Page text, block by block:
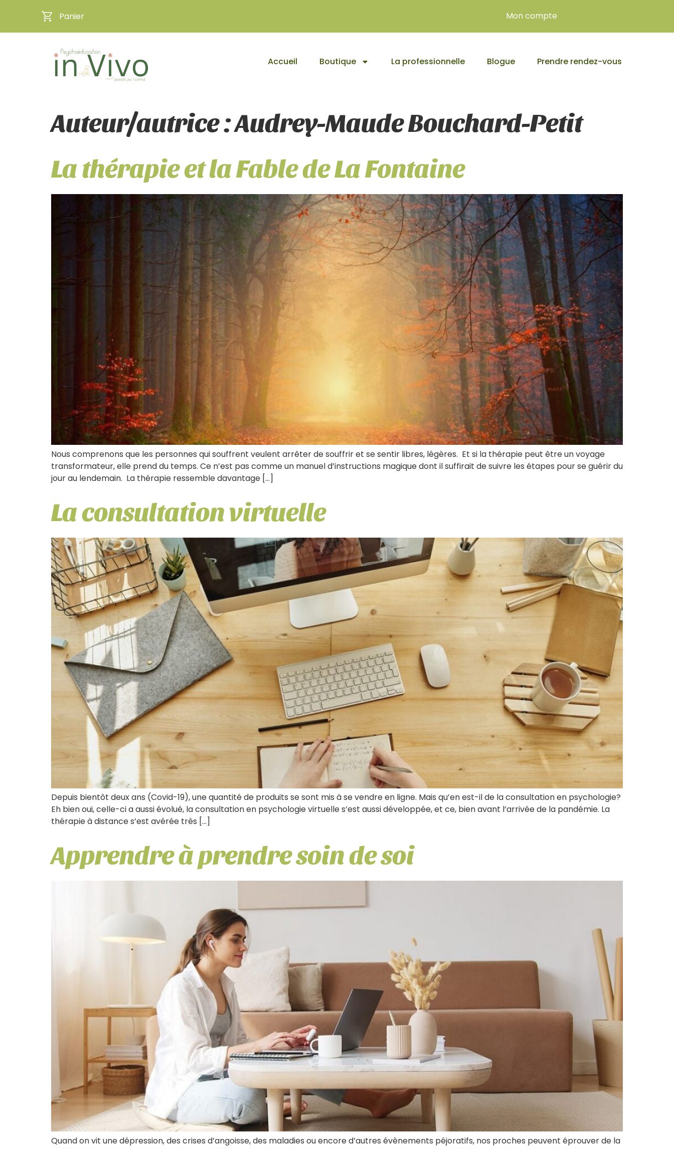
Panier Mon compte
Accueil Boutique La professionnelle Blogue Prendre rendez-vous
Auteur/autrice :Audrey-Maude Bouchard-Petit
La thérapie et la Fable de La Fontaine
Nous comprenons que les personnes qui souffrent veulent arrêter de souffrir et se sentir libres, légères. Et si la thérapie peut être un voyage
transformateur, elle prend du temps. Ce n’est pas comme un manuel d’instructions magique dont il suffirait de suivre les étapes pour se guérir du
jour au lendemain. La thérapie ressemble davantage […]
La consultation virtuelle
Depuis bientôt deux ans (Covid-19), une quantité de produits se sont mis à se vendre en ligne. Mais qu’en est-il de la consultation en psychologie?
Eh bien oui, celle-ci a aussi évolué, la consultation en psychologie virtuelle s’est aussi développée, et ce, bien avant l’arrivée de la pandémie. La
thérapie à distance s’est avérée très […]
Apprendre à prendre soin de soi
Quand on vit une dépression, des crises d’angoisse, des maladies ou encore d’autres évènements péjoratifs, nos proches peuvent éprouver de la